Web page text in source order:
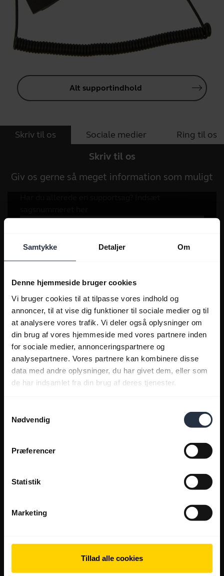
Samtykke Detaljer Om
Denne hjemmeside bruger cookies
Vi bruger cookies til at tilpasse vores indhold og
annoncer, til at vise dig funktioner til sociale medier og til
at analysere vores trafik. Vi deler også oplysninger om
din brug af vores hjemmeside med vores partnere inden
for sociale medier, annonceringspartnere og
analysepartnere. Vores partnere kan kombinere disse
data med andre oplysninger, du har givet dem, eller som
de har indsamlet fra din brug af deres tjenester.
Nødvendig
Præferencer
Statistik
Marketing
Tillad alle cookies
Alt supportindhold
Skriv til os Sociale medier Ring til os
Skriv til os
Giv os gerne så meget information som muligt